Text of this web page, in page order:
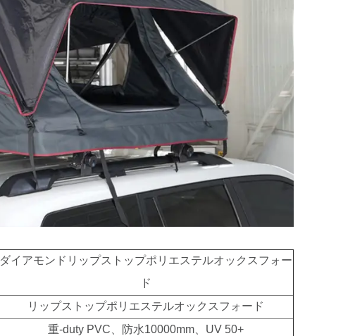
ダイアモンドリップストップポリエステルオックスフォー
ド
リップストップポリエステルオックスフォード
重-duty PVC、防水10000mm、UV 50+